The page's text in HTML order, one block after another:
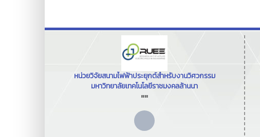
หน่วยวิจัยสนามไฟฟ้าประยุกต์สำหรับงานวิศวกรรม
มหาวิทยาลัยเทคโนโลยีราชมงคลล้านนา
""